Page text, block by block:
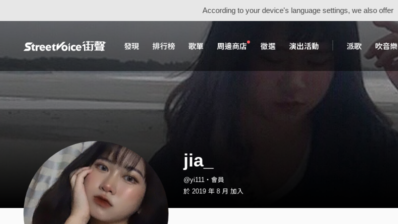
According to your device's language settings, we also offer
發現 排行榜 歌單 周邊商店 徵選 演出活動 派歌 吹音樂
jia_
@yi111・會員
於 2019 年 8 月 加入